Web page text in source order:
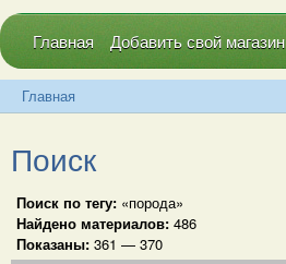
Главная Добавить свой магазин
Главная
Поиск
Поиск по тегу: «порода»
Найдено материалов: 486
Показаны: 361 — 370